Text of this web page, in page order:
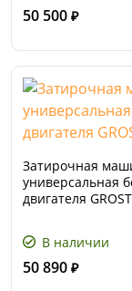
50 500 ₽
Затирочная
универсальная
двигателя
В наличии
50 890 ₽